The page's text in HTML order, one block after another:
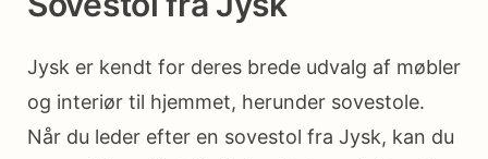
Jysk er kendt for deres brede udvalg af møbler
og interiør til hjemmet, herunder sovestole.
Når du leder efter en sovestol fra Jysk, kan du